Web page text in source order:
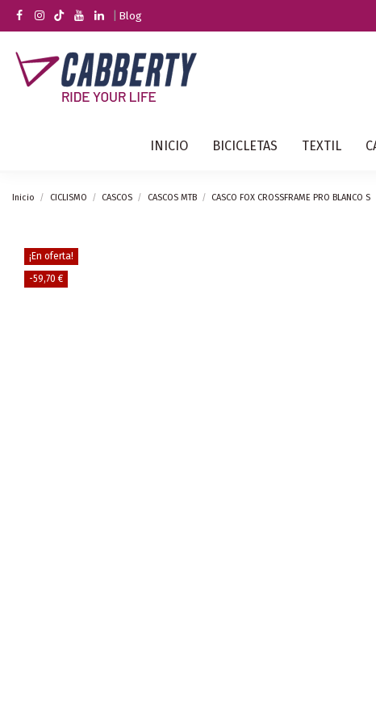
Blog
INICIO BICICLETAS TEXTIL
Inicio CICLISMO CASCOS CASCOS MTB CASCO FOX CROSSFRAME PRO BLANCO S
¡En oferta!
-59,70 €